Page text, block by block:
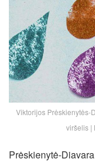
Viktorijos Prėskienytės-
viršelis |
Prėskienytė-